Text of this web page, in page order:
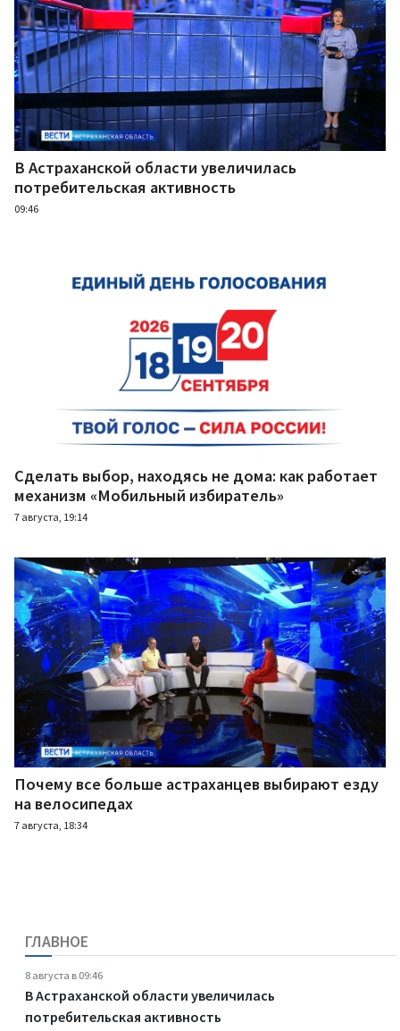
В Астраханской области увеличилась
потребительская активность
09:46
Сделать выбор, находясь не дома: как работает
механизм «Мобильный избиратель»
7 августа, 19:14
Почему все больше астраханцев выбирают езду
на велосипедах
7 августа, 18:34
ГЛАВНОЕ
8 августа в 09:46
В Астраханской области увеличилась
потребительская активность